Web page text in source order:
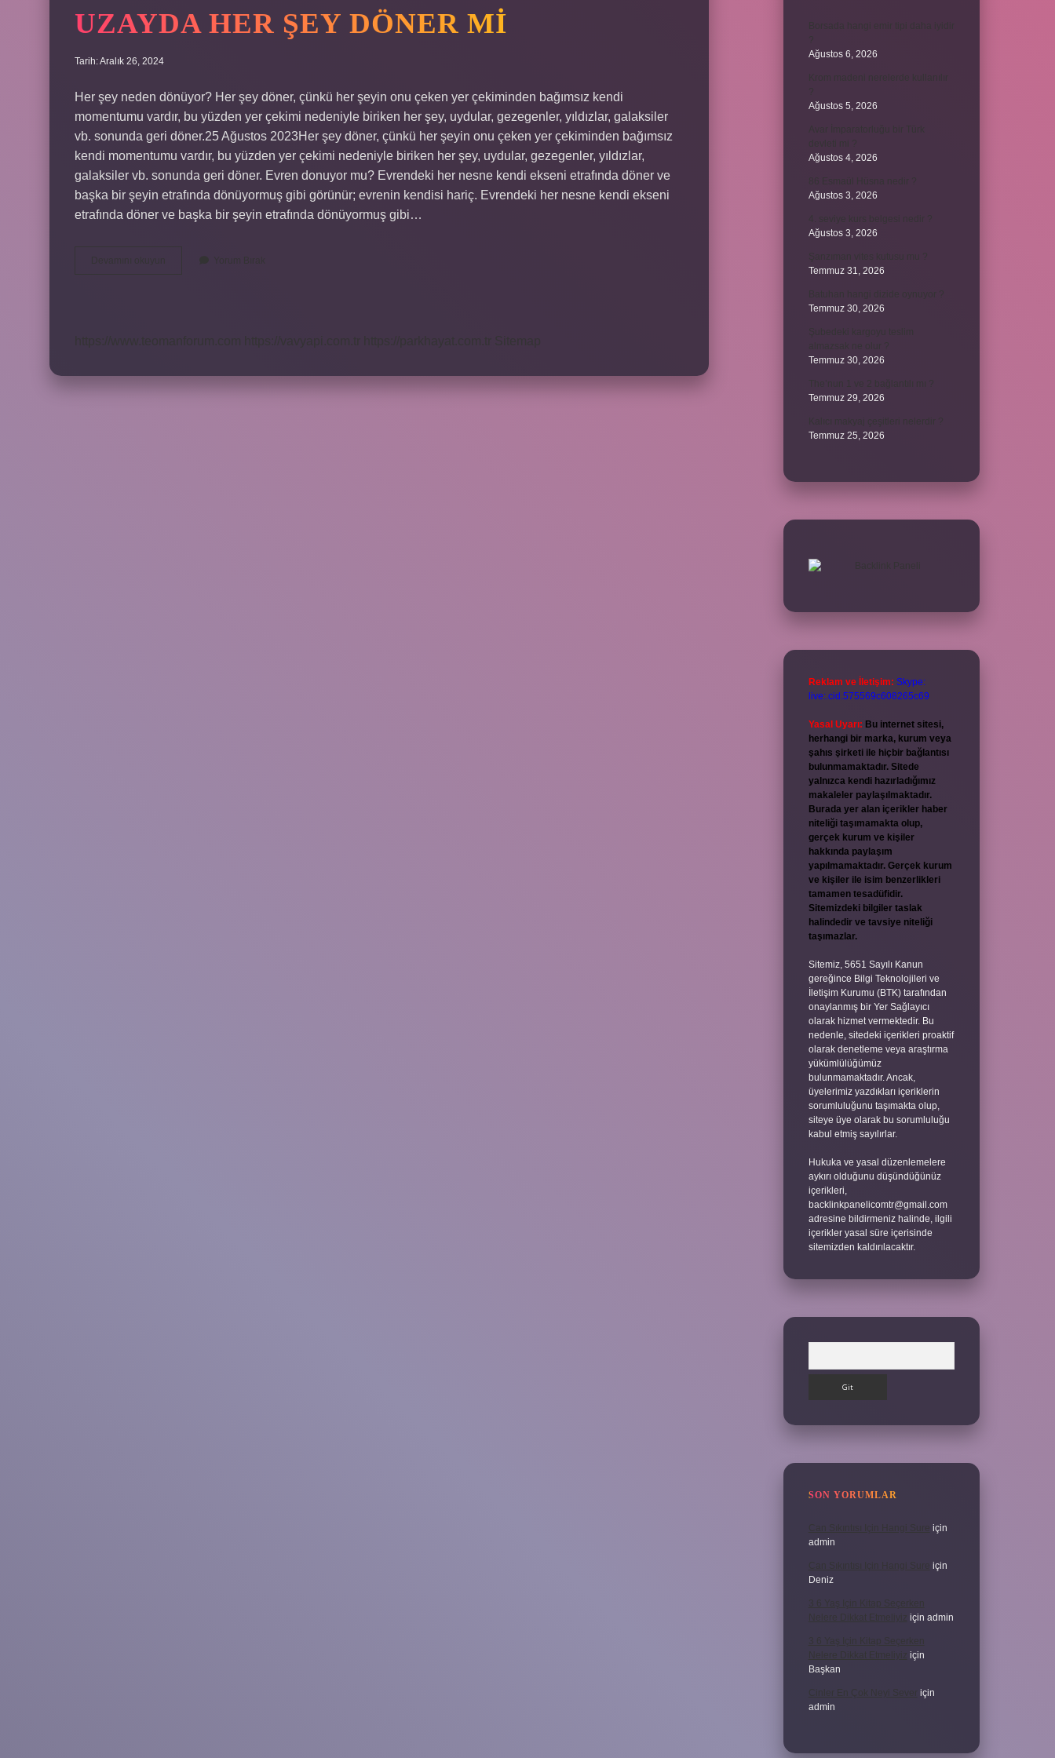
UZAYDA HER ŞEY DÖNER MI
Tarih: Aralık 26, 2024
Her şey neden dönüyor? Her şey döner, çünkü her şeyin onu çeken yer çekiminden bağımsız kendi
momentumu vardır, bu yüzden yer çekimi nedeniyle biriken her şey, uydular, gezegenler, yıldızlar, galaksiler
vb. sonunda geri döner.25 Ağustos 2023Her şey döner, çünkü her şeyin onu çeken yer çekiminden bağımsız
kendi momentumu vardır, bu yüzden yer çekimi nedeniyle biriken her şey, uydular, gezegenler, yıldızlar,
galaksiler vb. sonunda geri döner. Evren donuyor mu? Evrendeki her nesne kendi ekseni etrafında döner ve
başka bir şeyin etrafında dönüyormuş gibi görünür; evrenin kendisi hariç. Evrendeki her nesne kendi ekseni
etrafında döner ve başka bir şeyin etrafında dönüyormuş gibi…
Ağustos 6, 2026
Ağustos 5, 2026
Ağustos 4, 2026
Ağustos 3, 2026
Ağustos 3, 2026
Temmuz 31, 2026
Temmuz 30, 2026
Temmuz 30, 2026
Temmuz 29, 2026
Temmuz 25, 2026
Reklam ve İletişim: Skype:
live:.cid.575569c608265c69
Yasal Uyarı: Bu internet sitesi,
herhangi bir marka, kurum veya
şahıs şirketi ile hiçbir bağlantısı
bulunmamaktadır. Sitede
yalnızca kendi hazırladığımız
makaleler paylaşılmaktadır.
Burada yer alan içerikler haber
niteliği taşımamakta olup,
gerçek kurum ve kişiler
hakkında paylaşım
yapılmamaktadır. Gerçek kurum
ve kişiler ile isim benzerlikleri
tamamen tesadüfidir.
Sitemizdeki bilgiler taslak
halindedir ve tavsiye niteliği
taşımazlar.
Sitemiz, 5651 Sayılı Kanun
gereğince Bilgi Teknolojileri ve
İletişim Kurumu (BTK) tarafından
onaylanmış bir Yer Sağlayıcı
olarak hizmet vermektedir. Bu
nedenle, sitedeki içerikleri proaktif
olarak denetleme veya araştırma
yükümlülüğümüz
bulunmamaktadır. Ancak,
üyelerimiz yazdıkları içeriklerin
sorumluluğunu taşımakta olup,
siteye üye olarak bu sorumluluğu
kabul etmiş sayılırlar.
Hukuka ve yasal düzenlemelere
aykırı olduğunu düşündüğünüz
içerikleri,
backlinkpanelicomtr@gmail.com
adresine bildirmeniz halinde, ilgili
içerikler yasal süre içerisinde
sitemizden kaldırılacaktır.
SON YORUMLAR
Can Sıkıntısı Için Hangi Sure için
admin
Can Sıkıntısı Için Hangi Sure için
Deniz
3 6 Yaş Için Kitap Seçerken
Nelere Dikkat Etmeliyiz için admin
3 6 Yaş Için Kitap Seçerken
Nelere Dikkat Etmeliyiz için
Başkan
Cinler En Çok Neyi Sever için
admin